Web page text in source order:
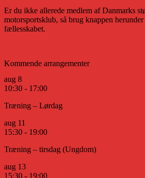
Er du ikke allerede medlem af Danmarks
motorsportsklub, så brug knappen
fællesskabet.
Kommende arrangementer
aug 8
10:30 - 17:00
Træning – Lørdag
aug 11
15:30 - 19:00
Træning – tirsdag (Ungdom)
aug 13
15:30 - 19:00